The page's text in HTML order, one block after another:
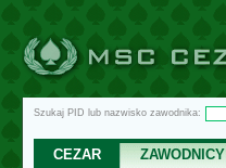
Szukaj PID lub nazwisko zawodnika:
CEZAR ZAWODNICY